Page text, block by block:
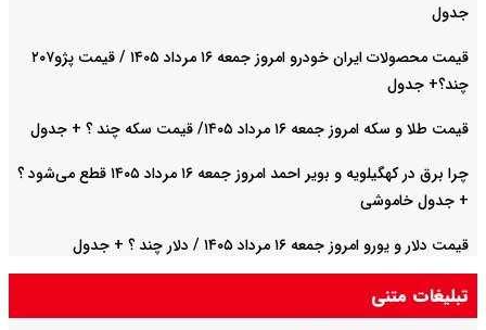
جدول
قیمت محصولات ایران خودرو امروز جمعه ۱۶ مرداد ۱۴۰۵ / قیمت پژو۲۰۷
چند؟+ جدول
قیمت طلا و سکه امروز جمعه ۱۶ مرداد ۱۴۰۵/ قیمت سکه چند ؟ + جدول
چرا برق در کهگیلویه و بویر احمد امروز جمعه ۱۶ مرداد ۱۴۰۵ قطع می‌شود ؟
+ جدول خاموشی
قیمت دلار و یورو امروز جمعه ۱۶ مرداد ۱۴۰۵ / دلار چند ؟ + جدول
تبلیغات متنی